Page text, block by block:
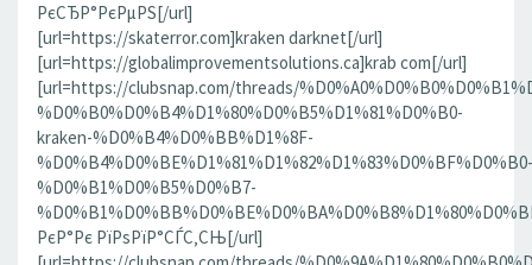
РєСЂР°РєРµРЅ[/url]
[url=https://skaterror.com]kraken darknet[/url]
[url=https://globalimprovementsolutions.ca]krab com[/url]
[url=https://clubsnap.com/threads/
%D0%B0%D0%B4%D1%80%D0%B5%D1%81%D0%B0-
kraken-%D0%B4%D0%BB%D1%8F-
%D0%B4%D0%BE%D1%81%D1%82%D1%83%D0%BF%D0%B0-
%D0%B1%D0%B5%D0%B7-
РєР°Рє РїРѕРїР°СЃС‚СЊ[/url]